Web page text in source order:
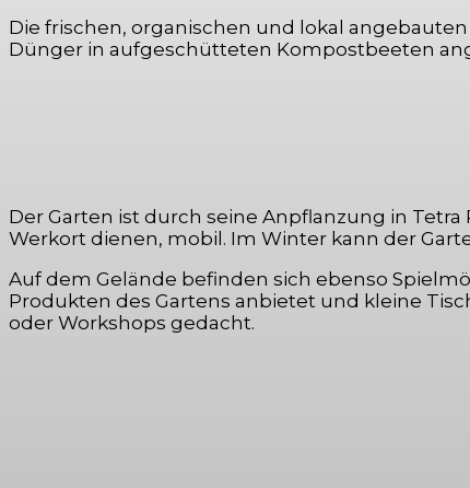
Die frischen, organischen und lokal
Dünger in aufgeschütteten Kompostbeeten
Der Garten ist durch seine Anpflanzung in
Werkort dienen, mobil. Im Winter kann der
Auf dem Gelände befinden sich ebenso
Produkten des Gartens anbietet und kleine
oder Workshops gedacht.